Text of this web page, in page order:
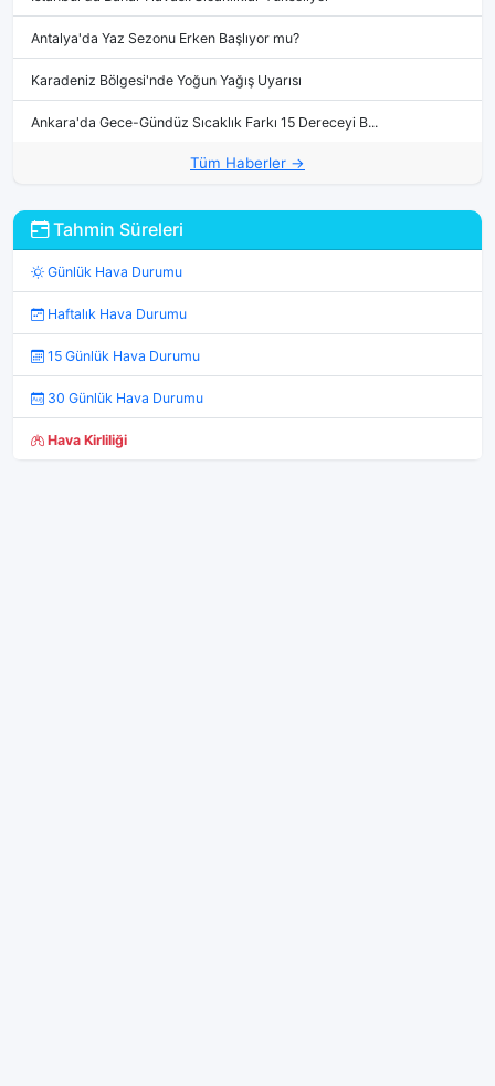
Antalya'da Yaz Sezonu Erken Başlıyor mu?
Karadeniz Bölgesi'nde Yoğun Yağış Uyarısı
Ankara'da Gece-Gündüz Sıcaklık Farkı 15 Dereceyi B...
Tüm Haberler →
Tahmin Süreleri
Günlük Hava Durumu
Haftalık Hava Durumu
15 Günlük Hava Durumu
30 Günlük Hava Durumu
Hava Kirliliği